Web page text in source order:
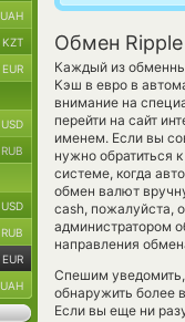
Обмен
Каждый из
Кэш в евро в
внимание на
перейти на сайт
именем. Если вы
нужно обратиться
системе, когда
обмен валют
cash, пожалуйста,
администратором
направления
Спешим
обнаружить более
Если вы еще ни
UAH
KZT
EUR
USD
RUB
USD
RUB
EUR
UAH